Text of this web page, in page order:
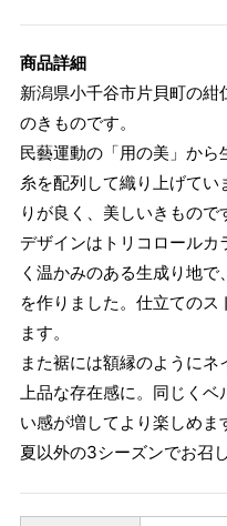
商品詳細
新潟県小千谷市片貝町の
のきものです。
民藝運動の「用の美」から
糸を配列して織り上げて
りが良く、美しいきもので
デザインはトリコロールカ
く温かみのある生成り地
を作りました。仕立ての
ます。
また裾には額縁のようにネ
上品な存在感に。同じく
い感が増してより楽しめま
夏以外の3シーズンでお召